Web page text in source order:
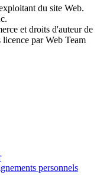
du site Web.
et droits d'auteur de
par Web Team
personnels